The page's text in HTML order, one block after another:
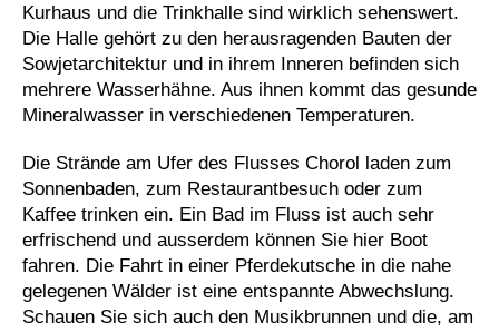
Kurhaus und die Trinkhalle sind wirklich sehenswert.
Die Halle gehört zu den herausragenden Bauten der
Sowjetarchitektur und in ihrem Inneren befinden sich
mehrere Wasserhähne. Aus ihnen kommt das gesunde
Mineralwasser in verschiedenen Temperaturen.
Die Strände am Ufer des Flusses Chorol laden zum
Sonnenbaden, zum Restaurantbesuch oder zum
Kaffee trinken ein. Ein Bad im Fluss ist auch sehr
erfrischend und ausserdem können Sie hier Boot
fahren. Die Fahrt in einer Pferdekutsche in die nahe
gelegenen Wälder ist eine entspannte Abwechslung.
Schauen Sie sich auch den Musikbrunnen und die, am